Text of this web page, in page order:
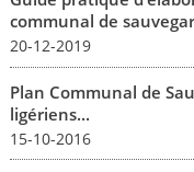
communal de
20-12-2019
Plan Communal de
ligériens...
15-10-2016